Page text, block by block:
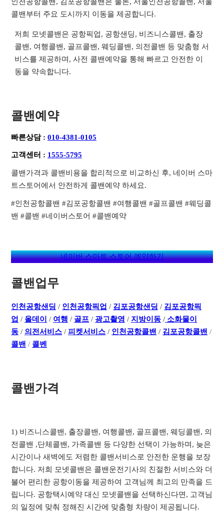
콜밴부터 주요 도시까지 이동을 제공합니다.
저희 모넷콜밴은 공항픽업, 공항샌딩, 비즈니스콜밴, 출장
콜밴, 여행콜밴, 골프콜밴, 웨딩콜밴, 의전콜밴 등 맞춤형 서
비스를 제공하며, 사전 콜밴예약을 통해 빠르고 안전한 이
동을 약속합니다.
콜밴예약
빠른상담 :010-4381-0105
고객센터 : 1555-5795
콜밴가격과 콜밴비용을 합리적으로 비교하신 후, 네이버 스마
트스토어에서 안전하게 콜밴예약 하세요.
#인천공항콜밴 #김포공항콜밴 #여행콜밴 #골프콜밴 #웨딩콜
밴 #콜밴 #네이버스토어 #콜밴예약
네이버 스마트 스토어 예약하기
콜밴업무
인천공항샌딩 / 인천공항픽업 / 김포공항샌딩 / 김포공항픽
업 / 올데이 / 여행 / 골프 / 광고촬영 /지방이동 /소화물이
동 / 의전서비스 /피켓서비스 / 인천공항콜밴 / 김포공항콜밴 /
콜밴 / 콜벤
콜밴가격
1) 비즈니스콜밴, 출장콜밴, 여행콜밴, 골프콜밴, 웨딩콜밴, 의
전콜밴 ,단체콜밴, 가족콜밴 등 다양한 선택이 가능하며, 늦은
시간이나 새벽에도 저렴한 콜밴서비스로 안전한 운행을 보장
합니다. 저희 모넷콜밴은 콜밴운전기사의 친절한 서비스와 더
불어 편리한 공항이동을 제공하여 고객님께 최고의 만족을 드
립니다. 공항택시예약 대신 모넷콜밴을 선택하신다면, 고객님
의 일정에 맞춰 정해진 시간에 맞춤형 차량이 제공됩니다.